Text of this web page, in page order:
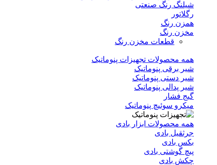
شیلنگ رنگ صنعتی
رگلاتور
همزن رنگ
مخزن رنگ
قطعات مخزن رنگ
همه محصولات تجهیزات پنوماتیک
شیر برقی پنوماتیک
شیر دستی پنوماتیک
شیر پدالی پنوماتیک
گیج فشار
میکرو سوئیچ پنوماتیک
همه محصولات ابزار بادی
جرثقیل بادی
بکس بادی
پیچ گوشتی بادی
چکش بادی